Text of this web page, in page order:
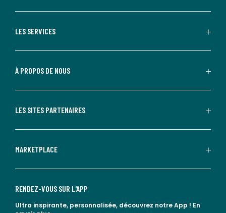
LES SERVICES
À PROPOS DE NOUS
LES SITES PARTENAIRES
MARKETPLACE
RENDEZ-VOUS SUR L'APP
Ultra inspirante, personnalisée, découvrez notre App ! En